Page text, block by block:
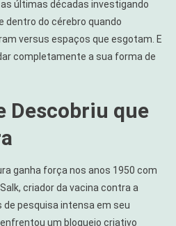
últimas décadas investigando
dentro do cérebro quando
versus espaços que esgotam. E
completamente a sua forma de
Descobriu que
ganha força nos anos 1950 com
criador da vacina contra a
pesquisa intensa em seu
um bloqueio criativo